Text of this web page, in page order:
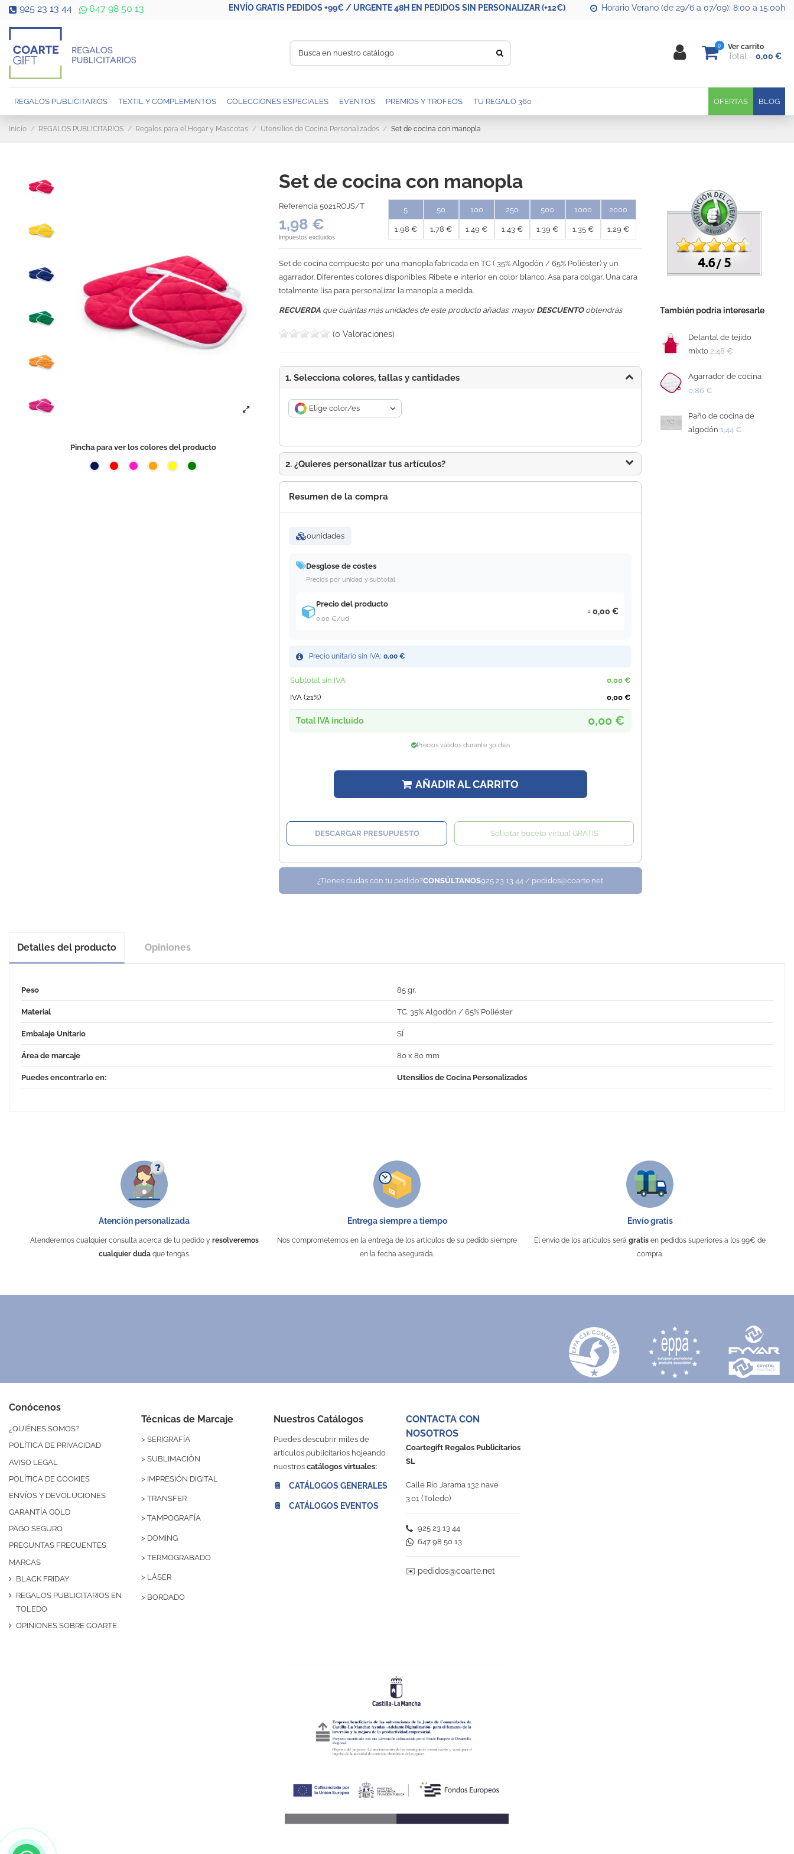
925 23 13 44 647 98 50 13 ENVÍO GRATIS PEDIDOS +99€ / URGENTE 48H EN PEDIDOS SIN PERSONALIZAR (+12€) Horario Verano (de 29/6 a 07/09): 8:00 a 15:00h
0 Ver carrito
Total 0,00 €
REGALOS PUBLICITARIOS TEXTIL Y COMPLEMENTOS COLECCIONES ESPECIALES EVENTOS PREMIOS Y TROFEOS BLOG
TU REGALO 360 OFERTAS
Inicio REGALOS PUBLICITARIOS Regalos para el Hogar y Mascotas Utensilios de Cocina Personalizados Set de cocina con manopla
Pincha para ver los colores del producto
Set de cocina con manopla
Referencia 5021ROJS/T
1,98 €
Impuestos excluidos
5
1,98 €
50
1,78 €
100
1,49 €
250
1,43 €
500
1,39 €
1000
1,35 €
2000
1,29 €
Set de cocina compuesto por una manopla fabricada en TC ( 35% Algodón / 65% Poliéster) y un
agarrador. Diferentes colores disponibles. Ribete e interior en color blanco. Asa para colgar. Una cara
totalmente lisa para personalizar la manopla a medida.
RECUERDA que cuántas más unidades de este producto añadas, mayor DESCUENTOobtendrás
(0 Valoraciones)
1. Selecciona colores, tallas y cantidades
Elige color/es
2. ¿Quieres personalizar tus artículos?
Resumen de la compra
0unidades
Desglose de costes
Precios por unidad y subtotal
Precio del producto
0,00 €/ud
0,00 €
Precio unitario sin IVA: 0,00 €
Subtotal sin IVA
0,00 €
IVA (21%)
0,00 €
Total IVA incluido 0,00 €
Precios válidos durante 30 días
AÑADIR AL CARRITO
DESCARGAR PRESUPUESTO Solicitar boceto virtual GRATIS
¿Tienes dudas con tu pedido?CONSÚLTANOS925 23 13 44 / pedidos@coarte.net
4.6 /5
También podría interesarle
Delantal de tejido
mixto 2,48 €
Agarrador de cocina
0,86 €
Paño de cocina de
algodón 1,44 €
Detalles del producto Opiniones
Peso 85 gr.
Material TC. 35% Algodón / 65% Poliéster
Embalaje Unitario SÍ
Área de marcaje 80 x 80 mm
Puedes encontrarlo en: Utensilios de Cocina Personalizados
Atención personalizada
Atenderemos cualquier consulta acerca de tu pedido y resolveremos
cualquier dudaque tengas.
Entrega siempre a tiempo
Nos comprometemos en la entrega de los artículos de su pedido siempre
en la fecha asegurada.
Envío gratis
El envío de los artículos será gratis en pedidos superiores a los 99€ de
compra.
Conócenos
¿QUIÉNES SOMOS?
POLÍTICA DE PRIVACIDAD
AVISO LEGAL
POLÍTICA DE COOKIES
ENVÍOS Y DEVOLUCIONES
GARANTÍA GOLD
PAGO SEGURO
PREGUNTAS FRECUENTES
MARCAS
BLACK FRIDAY
REGALOS PUBLICITARIOS EN
TOLEDO
OPINIONES SOBRE COARTE
Técnicas de Marcaje
> SERIGRAFÍA
> SUBLIMACIÓN
> IMPRESIÓN DIGITAL
> TRANSFER
> TAMPOGRAFÍA
> DOMING
> TERMOGRABADO
> LÁSER
> BORDADO
Nuestros Catálogos
Puedes descubrir miles de
artículos publicitarios hojeando
nuestros catálogos virtuales:
📔 CATÁLOGOS GENERALES
📔 CATÁLOGOS EVENTOS
CONTACTA CON
NOSOTROS
Coartegift Regalos Publicitarios
SL
Calle Río Jarama 132 nave
3.01 (Toledo)
925 23 13 44
647 98 50 13
✉️ pedidos@coarte.net